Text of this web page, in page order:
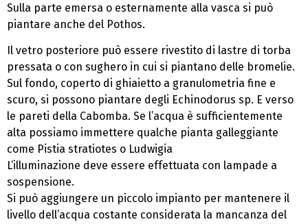
Sulla parte emersa o esternamente alla vasca si può
piantare anche del Pothos.
Il vetro posteriore può essere rivestito di lastre di torba
pressata o con sughero in cui si piantano delle bromelie.
Sul fondo, coperto di ghiaietto a granulometria fine e
scuro, si possono piantare degli Echinodorus sp. E verso
le pareti della Cabomba. Se l’acqua è sufficientemente
alta possiamo immettere qualche pianta galleggiante
come Pistia stratiotes o Ludwigia
L’illuminazione deve essere effettuata con lampade a
sospensione.
Si può aggiungere un piccolo impianto per mantenere il
livello dell’acqua costante considerata la mancanza del